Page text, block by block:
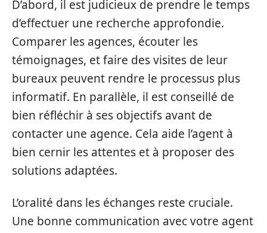
D’abord, il est judicieux de prendre le temps
d’effectuer une recherche approfondie.
Comparer les agences, écouter les
témoignages, et faire des visites de leur
bureaux peuvent rendre le processus plus
informatif. En parallèle, il est conseillé de
bien réfléchir à ses objectifs avant de
contacter une agence. Cela aide l’agent à
bien cernir les attentes et à proposer des
solutions adaptées.
L’oralité dans les échanges reste cruciale.
Une bonne communication avec votre agent